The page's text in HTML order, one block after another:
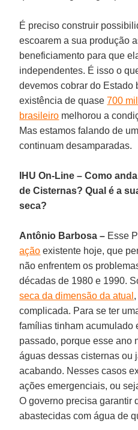
É preciso construir
escoarem a sua produção
beneficiamento para que
independentes. É isso o
devemos cobrar do Estado
existência de quase700
brasileiro melhorou a
Mas estamos falando de
continuam desamparadas.
IHU On-Line – Como
de Cisternas? Qual é a
seca?
Antônio Barbosa – Esse
ação existente hoje, que
não enfrentem os
décadas de 1980 e 1990.
seca da dimensão da atual
complicada. Para se ter
famílias tinham acumulado
passado, porque esse ano
águas dessas cisternas ou
acabando. Nesses casos
ações emergenciais, ou
O governo precisa garantir
abastecidas com água de